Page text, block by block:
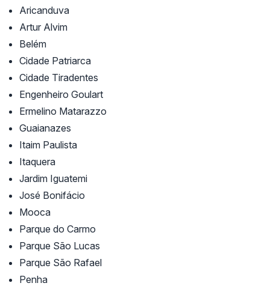
Aricanduva
Artur Alvim
Belém
Cidade Patriarca
Cidade Tiradentes
Engenheiro Goulart
Ermelino Matarazzo
Guaianazes
Itaim Paulista
Itaquera
Jardim Iguatemi
José Bonifácio
Mooca
Parque do Carmo
Parque São Lucas
Parque São Rafael
Penha